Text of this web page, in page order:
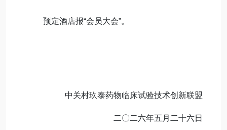
预定酒店报“会员大会”。
中关村玖泰药物临床试验技术创新联盟
二〇二六年五月二十六日